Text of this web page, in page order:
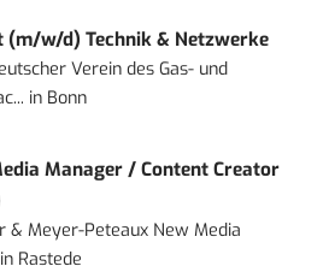
(m/w/d) Technik & Netzwerke
Verein des Gas- und
in Bonn
Manager / Content Creator
& Meyer-Peteaux New Media
in Rastede